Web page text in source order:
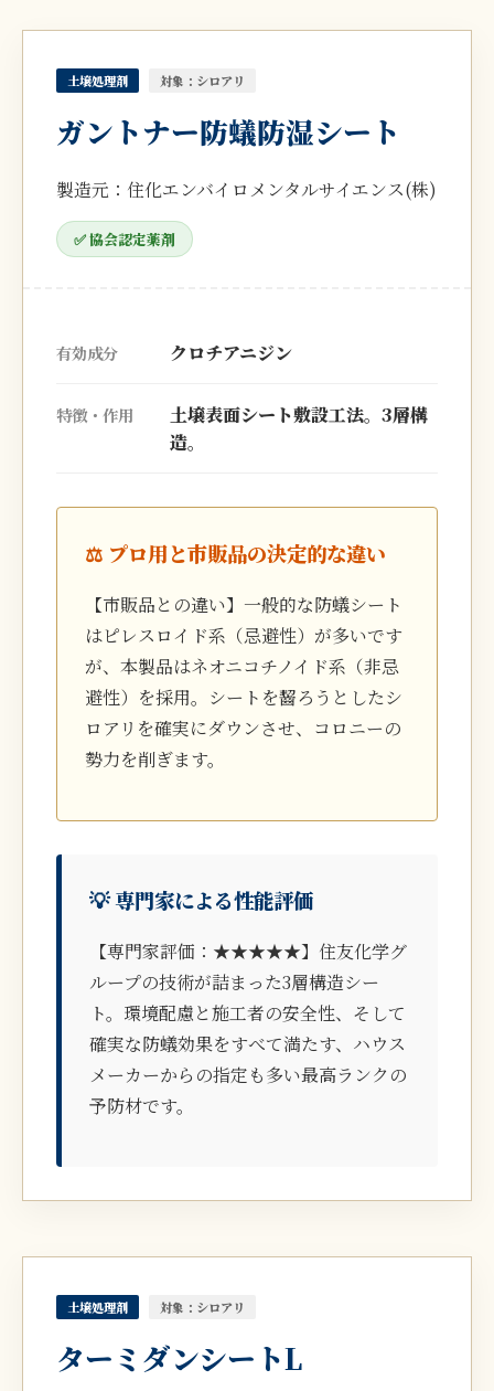
土壌処理剤 対象：シロアリ
ガントナー防蟻防湿シート
製造元：住化エンバイロメンタルサイエンス(株)
✅ 協会認定薬剤
有効成分 クロチアニジン
特徴・作用
土壌表面シート敷設工法。3層構
造。
⚖️ プロ用と市販品の決定的な違い
【市販品との違い】一般的な防蟻シート
はピレスロイド系（忌避性）が多いです
が、本製品はネオニコチノイド系（非忌
避性）を採用。シートを齧ろうとしたシ
ロアリを確実にダウンさせ、コロニーの
勢力を削ぎます。
💡 専門家による性能評価
【専門家評価：★★★★★】住友化学グ
ループの技術が詰まった3層構造シー
ト。環境配慮と施工者の安全性、そして
確実な防蟻効果をすべて満たす、ハウス
メーカーからの指定も多い最高ランクの
予防材です。
土壌処理剤 対象：シロアリ
ターミダンシートL